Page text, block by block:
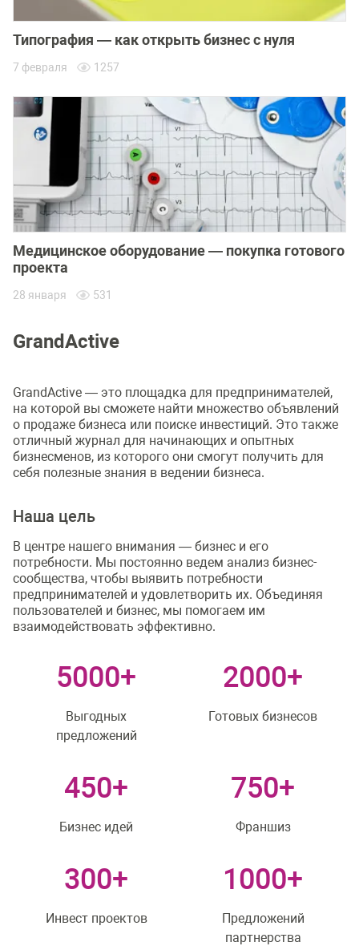
Типография — как открыть бизнес с нуля
7 февраля 1257
Медицинское оборудование — покупка готового
проекта
28 января 531
GrandActive
GrandActive — это площадка для предпринимателей,
на которой вы сможете найти множество объявлений
о продаже бизнеса или поиске инвестиций. Это также
отличный журнал для начинающих и опытных
бизнесменов, из которого они смогут получить для
себя полезные знания в ведении бизнеса.
Наша цель
В центре нашего внимания — бизнес и его
потребности. Мы постоянно ведем анализ бизнес-
сообщества, чтобы выявить потребности
предпринимателей и удовлетворить их. Объединяя
пользователей и бизнес, мы помогаем им
взаимодействовать эффективно.
5000+
Выгодных
предложений
2000+
Готовых бизнесов
450+
Бизнес идей
750+
Франшиз
300+
Инвест проектов
1000+
Предложений
партнерства